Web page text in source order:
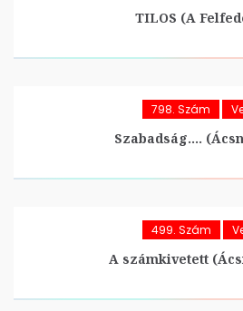
TILOS (A
798. Szám
Szabadság….
499. Szám
A számkivetett